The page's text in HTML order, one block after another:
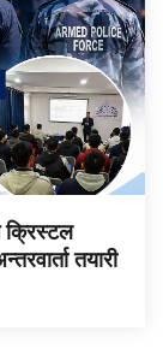
क्रिस्टल
तयारी